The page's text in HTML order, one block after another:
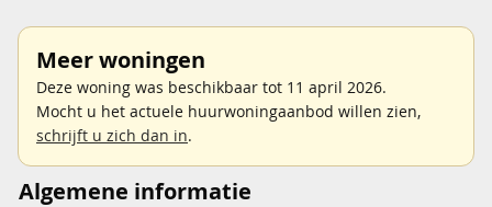
Meer woningen
Deze woning was beschikbaar tot 11 april 2026.
Mocht u het actuele huurwoningaanbod willen zien,
schrijft u zich dan in.
Algemene informatie